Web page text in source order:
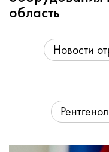
область
Новости